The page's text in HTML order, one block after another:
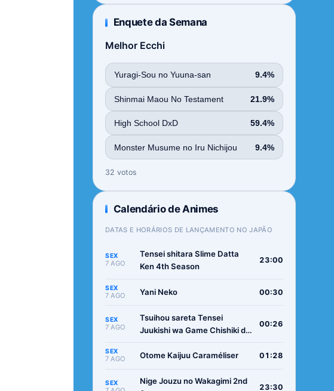
Enquete da Semana
Melhor Ecchi
Yuragi-Sou no Yuuna-san 9.4%
Shinmai Maou No Testament 21.9%
High School DxD 59.4%
Monster Musume no Iru Nichijou 9.4%
32 votos
Calendário de Animes
DATAS E HORÁRIOS DE LANÇAMENTO NO JAPÃO
SEX
7 AGO
Tensei shitara Slime Datta
Ken 4th Season
23:00
SEX
7 AGO Yani Neko 00:30
SEX
7 AGO
Tsuihou sareta Tensei
Juukishi wa Game Chishiki de
00:26
SEX
7 AGO Otome Kaijuu Caraméliser 01:28
SEX
Nige Jouzu no Wakagimi 2nd
23:30